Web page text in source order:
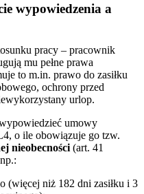
wypowiedzenia a
pracy – pracownik
mu pełne prawa
to m.in. prawo do zasiłku
ochrony przed
urlop.
umowy
o ile obowiązuje go tzw.
nieobecności (art. 41
(więcej niż 182 dni zasiłku i 3